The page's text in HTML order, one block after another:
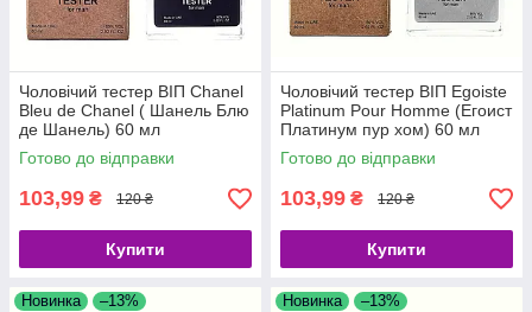
Чоловічий тестер ВІП Chanel
Bleu de Chanel ( Шанель Блю
де Шанель) 60 мл
Готово до відправки
103,99 ₴ 120 ₴
Купити
Чоловічий тестер ВІП Egoiste
Platinum Pour Homme (Егоист
Платинум пур хом) 60 мл
крафт
Готово до відправки
103,99 ₴ 120 ₴
Купити
Новинка –13% Новинка –13%